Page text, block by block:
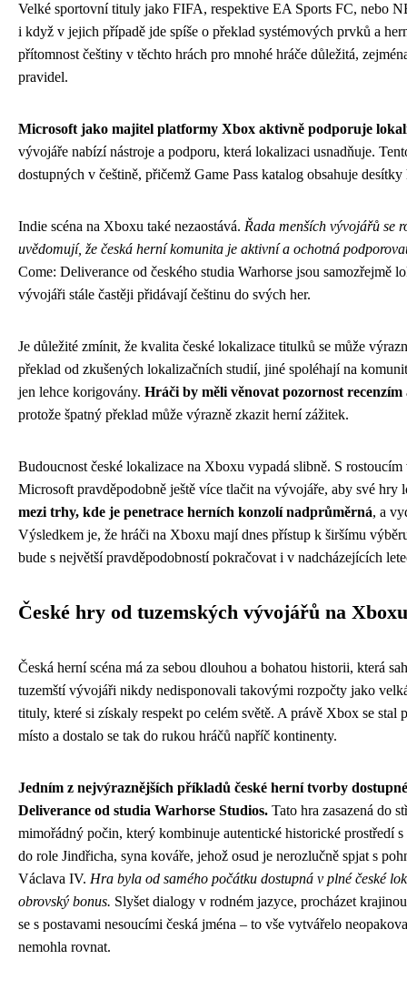
Velké sportovní tituly jako FIFA, respektive EA Sports FC, nebo
i když v jejich případě jde spíše o překlad systémových prvků a
přítomnost češtiny v těchto hrách pro mnohé hráče důležitá,
pravidel.
Microsoft jako majitel platformy Xbox aktivně podporuje
vývojáře nabízí nástroje a podporu, která lokalizaci usnadňuje.
dostupných v češtině, přičemž Game Pass katalog obsahuje
Indie scéna na Xboxu také nezaostává. Řada menších vývojářů se
uvědomují, že česká herní komunita je aktivní a ochotná
Come: Deliverance od českého studia Warhorse jsou samozřejmě
vývojáři stále častěji přidávají češtinu do svých her.
Je důležité zmínit, že kvalita české lokalizace titulků se může
překlad od zkušených lokalizačních studií, jiné spoléhají na
jen lehce korigovány. Hráči by měli věnovat pozornost
protože špatný překlad může výrazně zkazit herní zážitek.
Budoucnost české lokalizace na Xboxu vypadá slibně. S
Microsoft pravděpodobně ještě více tlačit na vývojáře, aby své
mezi trhy, kde je penetrace herních konzolí nadprůměrná, a
Výsledkem je, že hráči na Xboxu mají dnes přístup k širšímu
bude s největší pravděpodobností pokračovat i v nadcházejících
České hry od tuzemských vývojářů na Xboxu
Česká herní scéna má za sebou dlouhou a bohatou historii, která
tuzemští vývojáři nikdy nedisponovali takovými rozpočty jako
tituly, které si získaly respekt po celém světě. A právě Xbox se stal
místo a dostalo se tak do rukou hráčů napříč kontinenty.
Jedním z nejvýraznějších příkladů české herní tvorby
Deliverance od studia Warhorse Studios. Tato hra zasazená do
mimořádný počin, který kombinuje autentické historické prostředí
do role Jindřicha, syna kováře, jehož osud je nerozlučně spjat s
Václava IV. Hra byla od samého počátku dostupná v plné české
obrovský bonus. Slyšet dialogy v rodném jazyce, procházet
se s postavami nesoucími česká jména – to vše vytvářelo
nemohla rovnat.